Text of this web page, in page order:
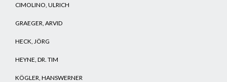
CIMOLINO, ULRICH
GRAEGER, ARVID
HECK, JÖRG
HEYNE, DR. TIM
KÖGLER, HANSWERNER